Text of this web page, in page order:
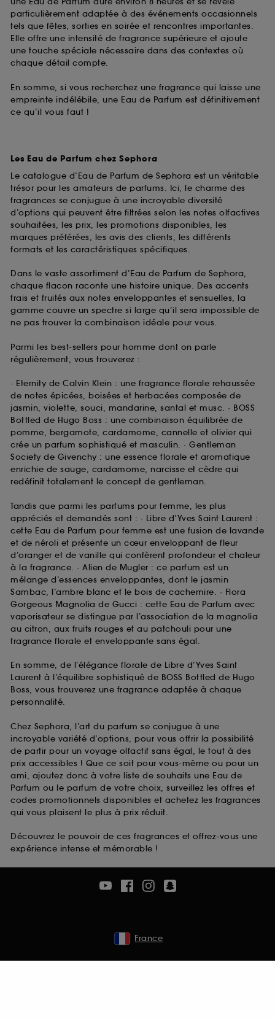
particulièrement adaptée à des événements occasionnels
tels que fêtes, sorties en soirée et rencontres importantes.
Elle offre une intensité de fragrance supérieure et ajoute
une touche spéciale nécessaire dans des contextes où
chaque détail compte.
En somme, si vous recherchez une fragrance qui laisse une
empreinte indélébile, une Eau de Parfum est définitivement
ce qu’il vous faut !
Les Eau de Parfum chez Sephora
Le catalogue d’Eau de Parfum de Sephora est un véritable
trésor pour les amateurs de parfums. Ici, le charme des
fragrances se conjugue à une incroyable diversité
d’options qui peuvent être filtrées selon les notes olfactives
souhaitées, les prix, les promotions disponibles, les
marques préférées, les avis des clients, les différents
formats et les caractéristiques spécifiques.
Dans le vaste assortiment d’Eau de Parfum de Sephora,
chaque flacon raconte une histoire unique. Des accents
frais et fruités aux notes enveloppantes et sensuelles, la
gamme couvre un spectre si large qu’il sera impossible de
ne pas trouver la combinaison idéale pour vous.
Parmi les best-sellers pour homme dont on parle
régulièrement, vous trouverez :
· Eternity de Calvin Klein : une fragrance florale rehaussée
de notes épicées, boisées et herbacées composée de
jasmin, violette, souci, mandarine, santal et musc. · BOSS
Bottled de Hugo Boss : une combinaison équilibrée de
pomme, bergamote, cardamome, cannelle et olivier qui
crée un parfum sophistiqué et masculin. · Gentleman
Society de Givenchy : une essence florale et aromatique
enrichie de sauge, cardamome, narcisse et cèdre qui
redéfinit totalement le concept de gentleman.
Tandis que parmi les parfums pour femme, les plus
appréciés et demandés sont : · Libre d’Yves Saint Laurent :
cette Eau de Parfum pour femme est une fusion de lavande
et de néroli et présente un cœur enveloppant de fleur
d’oranger et de vanille qui confèrent profondeur et chaleur
à la fragrance. · Alien de Mugler : ce parfum est un
mélange d’essences enveloppantes, dont le jasmin
Sambac, l’ambre blanc et le bois de cachemire. · Flora
Gorgeous Magnolia de Gucci : cette Eau de Parfum avec
vaporisateur se distingue par l’association de la magnolia
au citron, aux fruits rouges et au patchouli pour une
fragrance florale et enveloppante sans égal.
En somme, de l’élégance florale de Libre d’Yves Saint
Laurent à l’équilibre sophistiqué de BOSS Bottled de Hugo
Boss, vous trouverez une fragrance adaptée à chaque
personnalité.
Chez Sephora, l’art du parfum se conjugue à une
incroyable variété d’options, pour vous offrir la possibilité
de partir pour un voyage olfactif sans égal, le tout à des
prix accessibles ! Que ce soit pour vous-même ou pour un
ami, ajoutez donc à votre liste de souhaits une Eau de
Parfum ou le parfum de votre choix, surveillez les offres et
codes promotionnels disponibles et achetez les fragrances
qui vous plaisent le plus à prix réduit.
Découvrez le pouvoir de ces fragrances et offrez-vous une
expérience intense et mémorable !
France